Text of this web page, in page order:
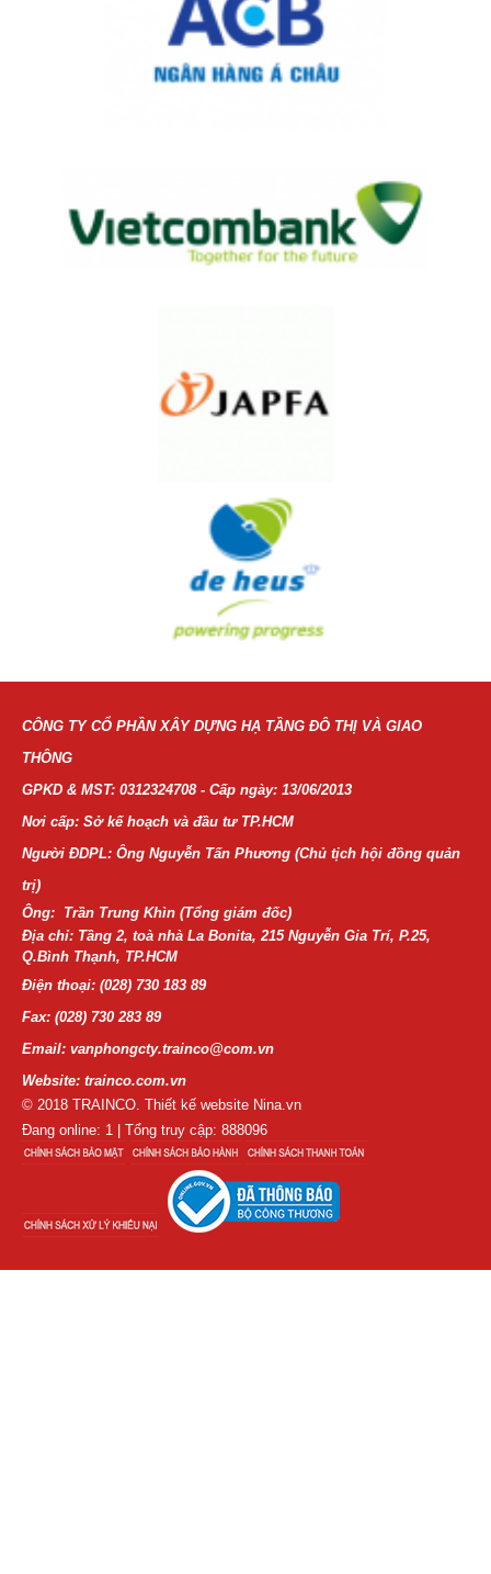
CÔNG TY CỔ PHẦN XÂY DỰNG HẠ TẦNG ĐÔ THỊ VÀ GIAO
THÔNG
GPKD & MST: 0312324708 - Cấp ngày: 13/06/2013
Nơi cấp: Sở kế hoạch và đầu tư TP.HCM
Người ĐDPL: Ông Nguyễn Tấn Phương (Chủ tịch hội đồng quản
trị)
Địa chỉ: Tầng 2, toà nhà La Bonita, 215 Nguyễn Gia Trí, P.25,
Q.Bình Thạnh, TP.HCM
Điện thoại: (028) 730 183 89
Fax: (028) 730 283 89
Email: vanphongcty.trainco@com.vn
Website: trainco.com.vn
© 2018 TRAINCO. Thiết kế website Nina.vn
Đang online: 1 | Tổng truy cập: 888096